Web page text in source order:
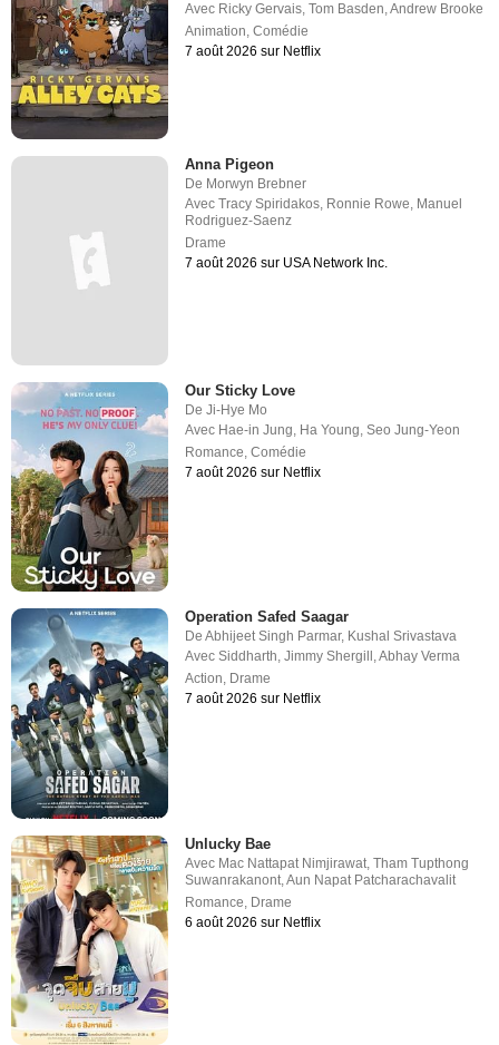
Avec Ricky Gervais,Tom Basden,Andrew Brooke
Animation,Comédie
7 août 2026 sur Netflix
Anna Pigeon
De Morwyn Brebner
AvecTracy Spiridakos Ronnie Rowe Manuel
Rodriguez-Saenz
Drame
7 août 2026 sur USA Network Inc.
Our Sticky Love
DeJi-Hye Mo
Avec Hae-in Jung, Ha Young,Seo Jung-Yeon
Romance,Comédie
7 août 2026 sur Netflix
Operation Safed Saagar
DeAbhijeet Singh Parmar, Kushal Srivastava
AvecSiddharth,Jimmy Shergill ,Abhay Verma
Action, Drame
7 août 2026 sur Netflix
Unlucky Bae
Avec Mac Nattapat Nimjirawat ,Tham Tupthong
Suwanrakanont ,Aun Napat Patcharachavalit
Romance Drame
6 août 2026 sur Netflix